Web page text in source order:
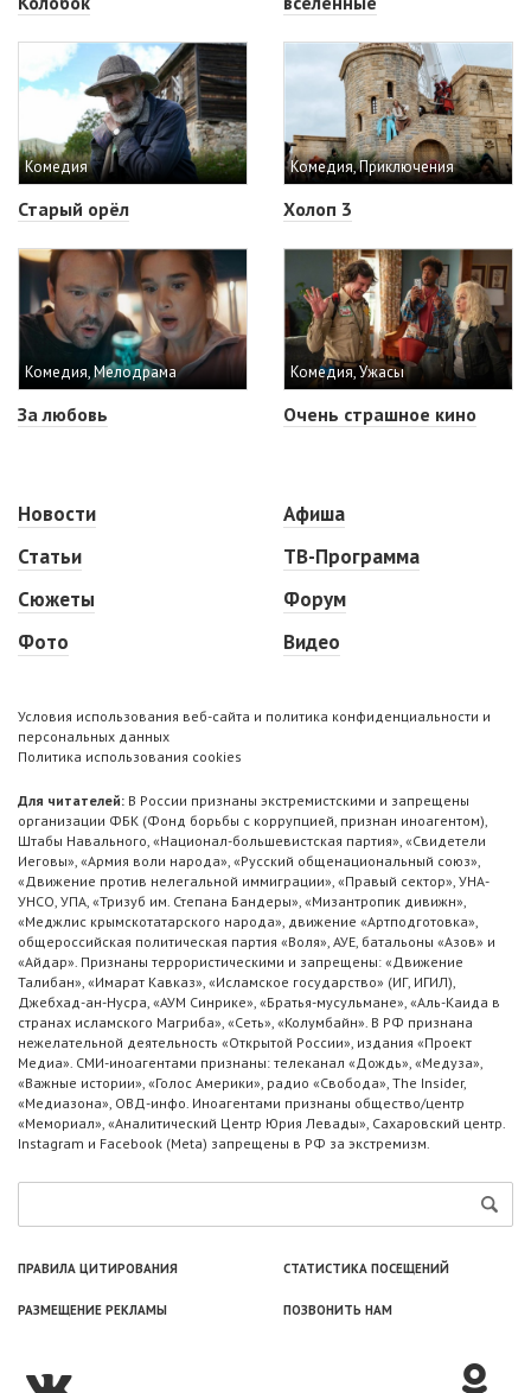
Комедия
Старый орёл
Комедия, Приключения
Холоп 3
Комедия, Мелодрама
За любовь
Комедия, Ужасы
Очень страшное кино
Новости
Статьи
Сюжеты
Фото
Афиша
ТВ-Программа
Форум
Видео
Условия использования веб-сайта и политика конфиденциальности и
персональных данных
Политика использования cookies
Для читателей: В России признаны экстремистскими и запрещены
организации ФБК (Фонд борьбы с коррупцией, признан иноагентом),
Штабы Навального, «Национал-большевистская партия», «Свидетели
Иеговы», «Армия воли народа», «Русский общенациональный союз»,
«Движение против нелегальной иммиграции», «Правый сектор», УНА-
УНСО, УПА, «Тризуб им. Степана Бандеры», «Мизантропик дивижн»,
«Меджлис крымскотатарского народа», движение «Артподготовка»,
общероссийская политическая партия «Воля», АУЕ, батальоны «Азов» и
«Айдар». Признаны террористическими и запрещены: «Движение
Талибан», «Имарат Кавказ», «Исламское государство» (ИГ, ИГИЛ),
Джебхад-ан-Нусра, «АУМ Синрике», «Братья-мусульмане», «Аль-Каида в
странах исламского Магриба», «Сеть», «Колумбайн». В РФ признана
нежелательной деятельность «Открытой России», издания «Проект
Медиа». СМИ-иноагентами признаны: телеканал «Дождь», «Медуза»,
«Важные истории», «Голос Америки», радио «Свобода», The Insider,
«Медиазона», ОВД-инфо. Иноагентами признаны общество/центр
«Мемориал», «Аналитический Центр Юрия Левады», Сахаровский центр.
Instagram и Facebook (Metа) запрещены в РФ за экстремизм.
ПРАВИЛА ЦИТИРОВАНИЯ СТАТИСТИКА ПОСЕЩЕНИЙ
РАЗМЕЩЕНИЕ РЕКЛАМЫ ПОЗВОНИТЬ НАМ